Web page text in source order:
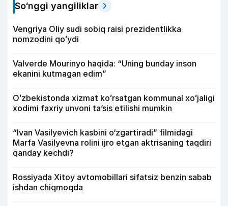
So‘nggi yangiliklar
Vengriya Oliy sudi sobiq raisi prezidentlikka
nomzodini qoʻydi
Valverde Mourinyo haqida: “Uning bunday inson
ekanini kutmagan edim”
Oʻzbekistonda xizmat koʻrsatgan kommunal xoʻjaligi
xodimi faxriy unvoni taʼsis etilishi mumkin
“Ivan Vasilyevich kasbini o‘zgartiradi” filmidagi
Marfa Vasilyevna rolini ijro etgan aktrisaning taqdiri
qanday kechdi?
Rossiyada Xitoy avtomobillari sifatsiz benzin sabab
ishdan chiqmoqda